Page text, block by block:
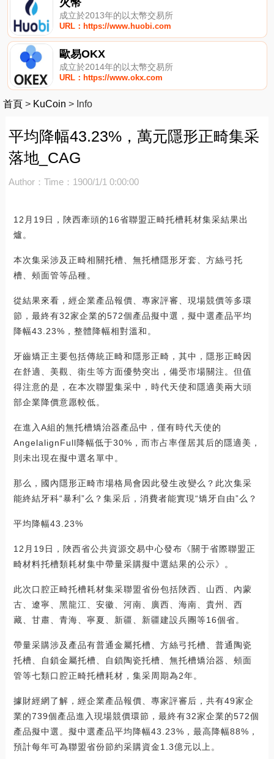
成立於2013年的以太幣交易所
URL：https://www.huobi.com
歐易OKX
成立於2014年的以太幣交易所
URL：https://www.okx.com
首頁 > KuCoin > Info
平均降幅43.23%，萬元隱形正畸集采
落地_CAG
Author： Time：1900/1/1 0:00:00
12月19日，陜西牽頭的16省聯盟正畸托槽耗材集采結果出
爐。
本次集采涉及正畸相關托槽、無托槽隱形牙套、方絲弓托
槽、頰面管等品種。
從結果來看，經企業產品報價、專家評審、現場競價等多環
節，最終有32家企業的572個產品擬中選，擬中選產品平均
降幅43.23%，整體降幅相對溫和。
牙齒矯正主要包括傳統正畸和隱形正畸，其中，隱形正畸因
在舒適、美觀、衛生等方面優勢突出，備受市場關注。但值
得注意的是，在本次聯盟集采中，時代天使和隱適美兩大頭
部企業降價意愿較低。
在進入A組的無托槽矯治器產品中，僅有時代天使的
AngelalignFull降幅低于30%，而市占率僅居其后的隱適美，
則未出現在擬中選名單中。
那么，國內隱形正畸市場格局會因此發生改變么？此次集采
能終結牙科“暴利”么？集采后，消費者能實現“矯牙自由”么？
平均降幅43.23%
12月19日，陜西省公共資源交易中心發布《關于省際聯盟正
畸材料托槽類耗材集中帶量采購擬中選結果的公示》。
此次口腔正畸托槽耗材集采聯盟省份包括陜西、山西、內蒙
古、遼寧、黑龍江、安徽、河南、廣西、海南、貴州、西
藏、甘肅、青海、寧夏、新疆、新疆建設兵團等16個省。
帶量采購涉及產品有普通金屬托槽、方絲弓托槽、普通陶瓷
托槽、自鎖金屬托槽、自鎖陶瓷托槽、無托槽矯治器、頰面
管等七類口腔正畸托槽耗材，集采周期為2年。
據財經網了解，經企業產品報價、專家評審后，共有49家企
業的739個產品進入現場競價環節，最終有32家企業的572個
產品擬中選。擬中選產品平均降幅43.23%，最高降幅88%，
預計每年可為聯盟省份節約采購資金1.3億元以上。